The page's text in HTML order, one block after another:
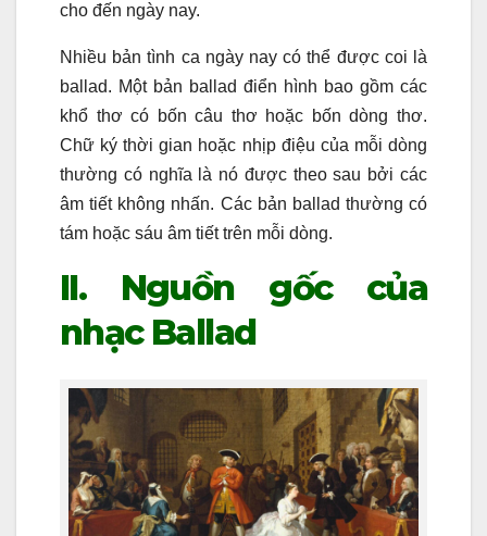
cho đến ngày nay.
Nhiều bản tình ca ngày nay có thể được coi là
ballad. Một bản ballad điển hình bao gồm các
khổ thơ có bốn câu thơ hoặc bốn dòng thơ.
Chữ ký thời gian hoặc nhịp điệu của mỗi dòng
thường có nghĩa là nó được theo sau bởi các
âm tiết không nhấn. Các bản ballad thường có
tám hoặc sáu âm tiết trên mỗi dòng.
II. Nguồn gốc của
nhạc Ballad